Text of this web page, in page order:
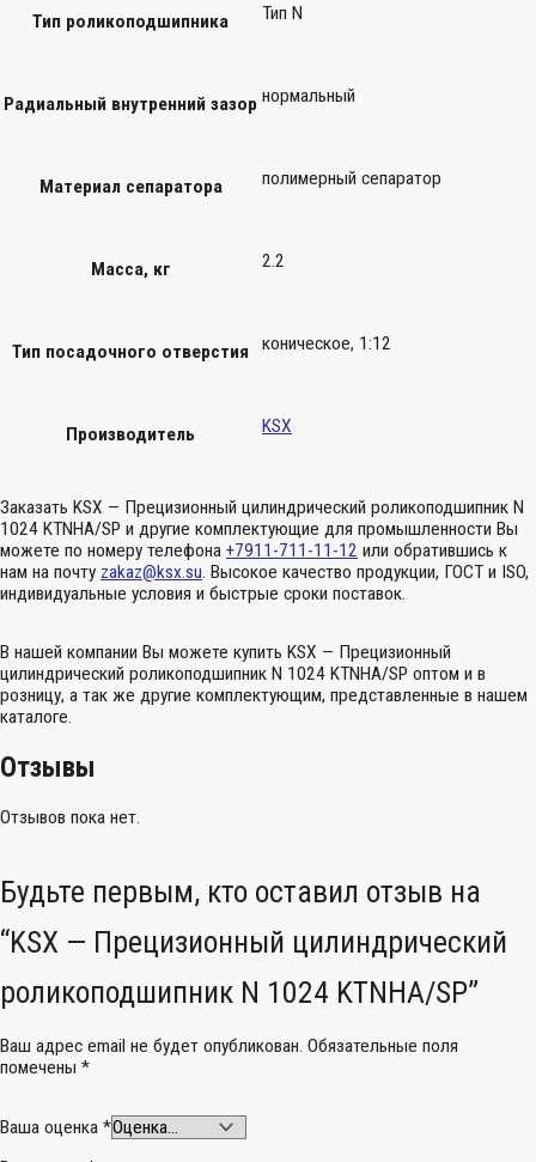
Тип роликоподшипника Тип N
Радиальный внутренний зазор нормальный
Материал сепаратора полимерный сепаратор
Масса, кг 2.2
Тип посадочного отверстия коническое, 1:12
Производитель KSX
Заказать KSX — Прецизионный цилиндрический роликоподшипник N
1024 KTNHA/SP и другие комплектующие для промышленности Вы
можете по номеру телефона +7911-711-11-12 или обратившись к
нам на почту zakaz@ksx.su. Высокое качество продукции, ГОСТ и ISO,
индивидуальные условия и быстрые сроки поставок.
В нашей компании Вы можете купить KSX — Прецизионный
цилиндрический роликоподшипник N 1024 KTNHA/SP оптом и в
розницу, а так же другие комплектующим, представленные в нашем
каталоге.
Отзывы
Отзывов пока нет.
Будьте первым, кто оставил отзыв на
“KSX — Прецизионный цилиндрический
роликоподшипник N 1024 KTNHA/SP”
Ваш адрес email не будет опубликован. Обязательные поля
помечены *
Ваша оценка *